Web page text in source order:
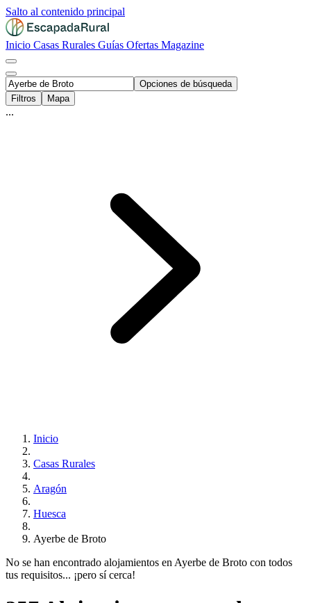
Salto al contenido principal
Inicio Casas Rurales Guías Ofertas Magazine
Opciones de búsqueda
Filtros
Mapa
...
Inicio
Casas Rurales
Aragón
Huesca
Ayerbe de Broto
No se han encontrado alojamientos en Ayerbe de Broto con todos
tus requisitos... ¡pero sí cerca!